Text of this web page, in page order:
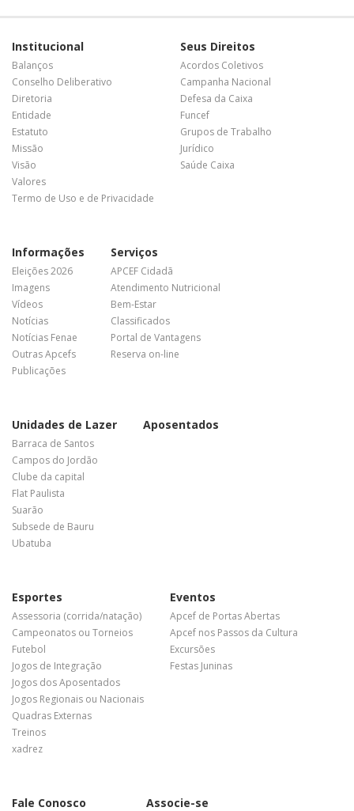
Institucional
Balanços
Conselho Deliberativo
Diretoria
Entidade
Estatuto
Missão
Visão
Valores
Termo de Uso e de Privacidade
Seus Direitos
Acordos Coletivos
Campanha Nacional
Defesa da Caixa
Funcef
Grupos de Trabalho
Jurídico
Saúde Caixa
Informações
Eleições 2026
Imagens
Vídeos
Notícias
Notícias Fenae
Outras Apcefs
Publicações
Serviços
APCEF Cidadã
Atendimento Nutricional
Bem-Estar
Classificados
Portal de Vantagens
Reserva on-line
Unidades de Lazer
Barraca de Santos
Campos do Jordão
Clube da capital
Flat Paulista
Suarão
Subsede de Bauru
Ubatuba
Aposentados
Esportes
Assessoria (corrida/natação)
Campeonatos ou Torneios
Futebol
Jogos de Integração
Jogos dos Aposentados
Jogos Regionais ou Nacionais
Quadras Externas
Treinos
xadrez
Eventos
Apcef de Portas Abertas
Apcef nos Passos da Cultura
Excursões
Festas Juninas
Fale Conosco Associe-se